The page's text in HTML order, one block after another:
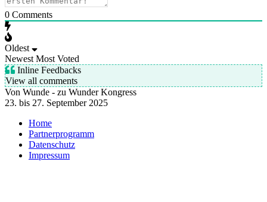
0 Comments
Oldest
Newest Most Voted
Inline Feedbacks
View all comments
Von Wunde - zu Wunder Kongress
23. bis 27. September 2025
Home
Partnerprogramm
Datenschutz
Impressum